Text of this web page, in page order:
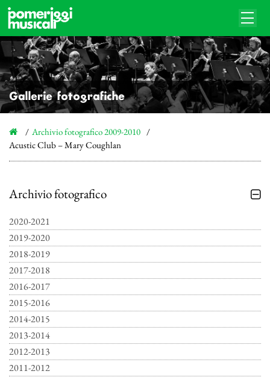
Gallerie fotografiche
Archivio fotografico 2009-2010
Acustic Club – Mary Coughlan
Archivio fotografico
2020-2021
2019-2020
2018-2019
2017-2018
2016-2017
2015-2016
2014-2015
2013-2014
2012-2013
2011-2012